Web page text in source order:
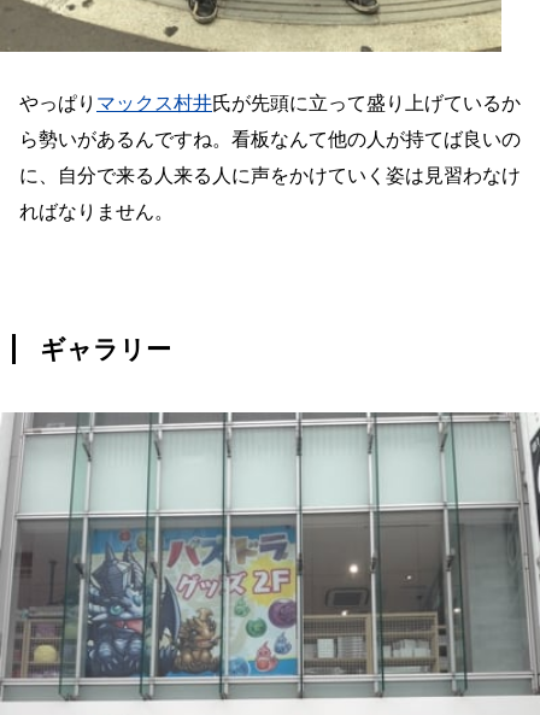
やっぱり マックス村井氏が先頭に立って盛り上げているか
ら勢いがあるんですね。看板なんて他の人が持てば良いの
に、自分で来る人来る人に声をかけていく姿は見習わなけ
ればなりません。
ギャラリー